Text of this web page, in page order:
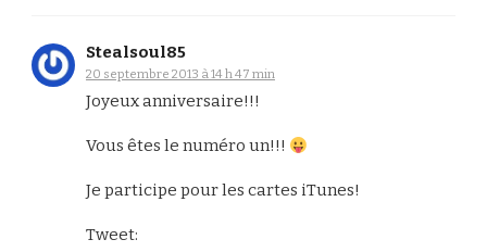
Stealsoul85
20 septembre 2013 à 14 h 47 min
Joyeux anniversaire!!!
Vous êtes le numéro un!!!
Je participe pour les cartes iTunes!
Tweet: